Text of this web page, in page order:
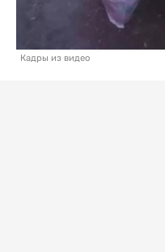
Кадры из видео